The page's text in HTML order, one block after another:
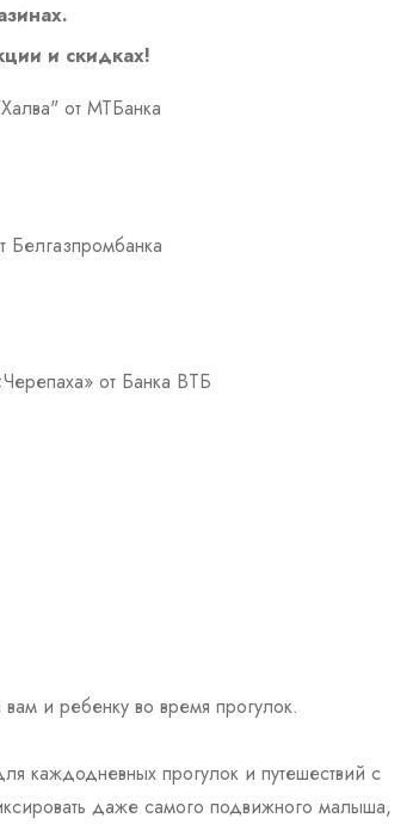
и скидках!
от МТБанка
Белгазпромбанка
от Банка ВТБ
и ребенку во время прогулок.
каждодневных прогулок и путешествий с
даже самого подвижного малыша,